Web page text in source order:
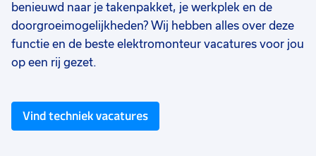
benieuwd naar je takenpakket, je werkplek en de
doorgroeimogelijkheden? Wij hebben alles over deze
functie en de beste elektromonteur vacatures voor jou
op een rij gezet.
Vind techniek vacatures